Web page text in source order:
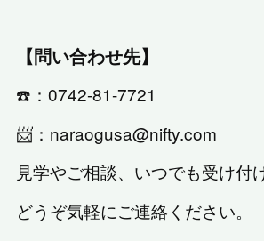
【問い合わせ先】
☎️：0742-81-7721
📨：naraogusa@nifty.com
見学やご相談、いつでも受け付
どうぞ気軽にご連絡ください。